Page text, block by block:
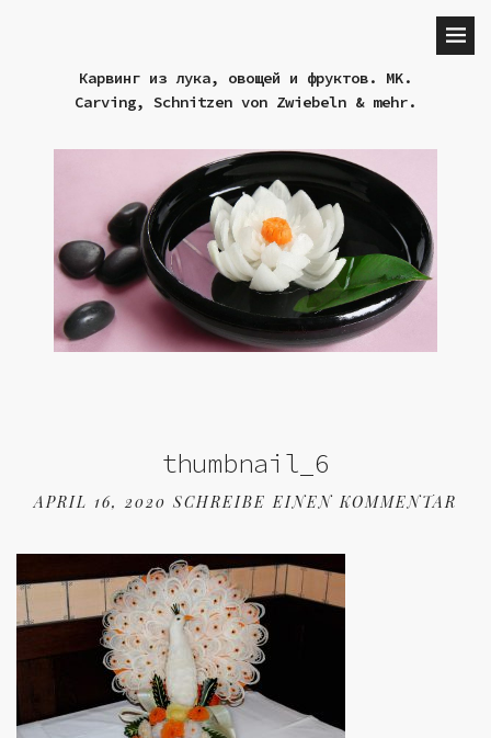
Карвинг из лука, овощей и фруктов. MK.
Carving, Schnitzen von Zwiebeln & mehr.
thumbnail_6
APRIL 16, 2020 SCHREIBE EINEN KOMMENTAR